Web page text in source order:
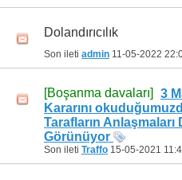
Dolandırıcılık
Son ileti admin 11-05-2022
[Boşanma davaları]
3
Kararını
Tarafların Anlaşmaları
Görünüyor
Son ileti Traffo 15-05-2021